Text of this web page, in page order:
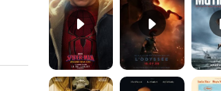
Les Silences de Riyad Bande-annonce VO STFR